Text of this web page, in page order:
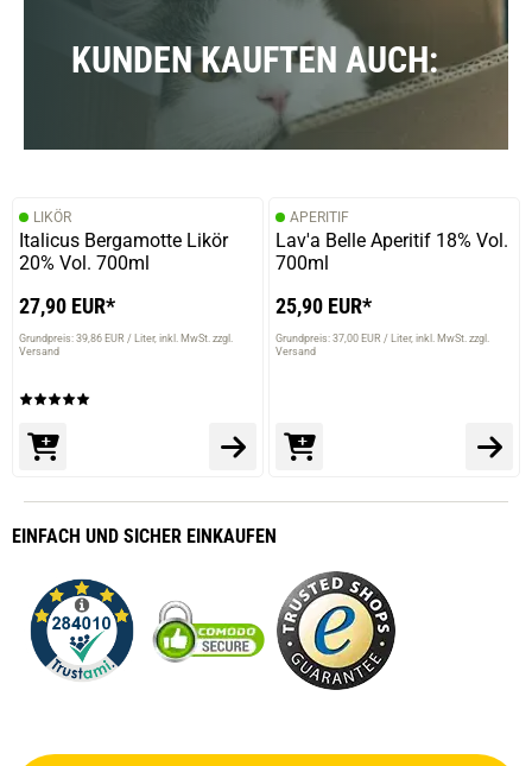
KUNDEN KAUFTEN AUCH:
LIKÖR
Italicus Bergamotte Likör
20% Vol. 700ml
27,90 EUR*
Grundpreis: 39,86 EUR / Liter inkl. MwSt. zzgl.
Versand
APERITIF
Lav'a Belle Aperitif 18% Vol.
700ml
25,90 EUR*
Grundpreis: 37,00 EUR / Liter inkl. MwSt. zzgl.
Versand
EINFACH UND SICHER EINKAUFEN